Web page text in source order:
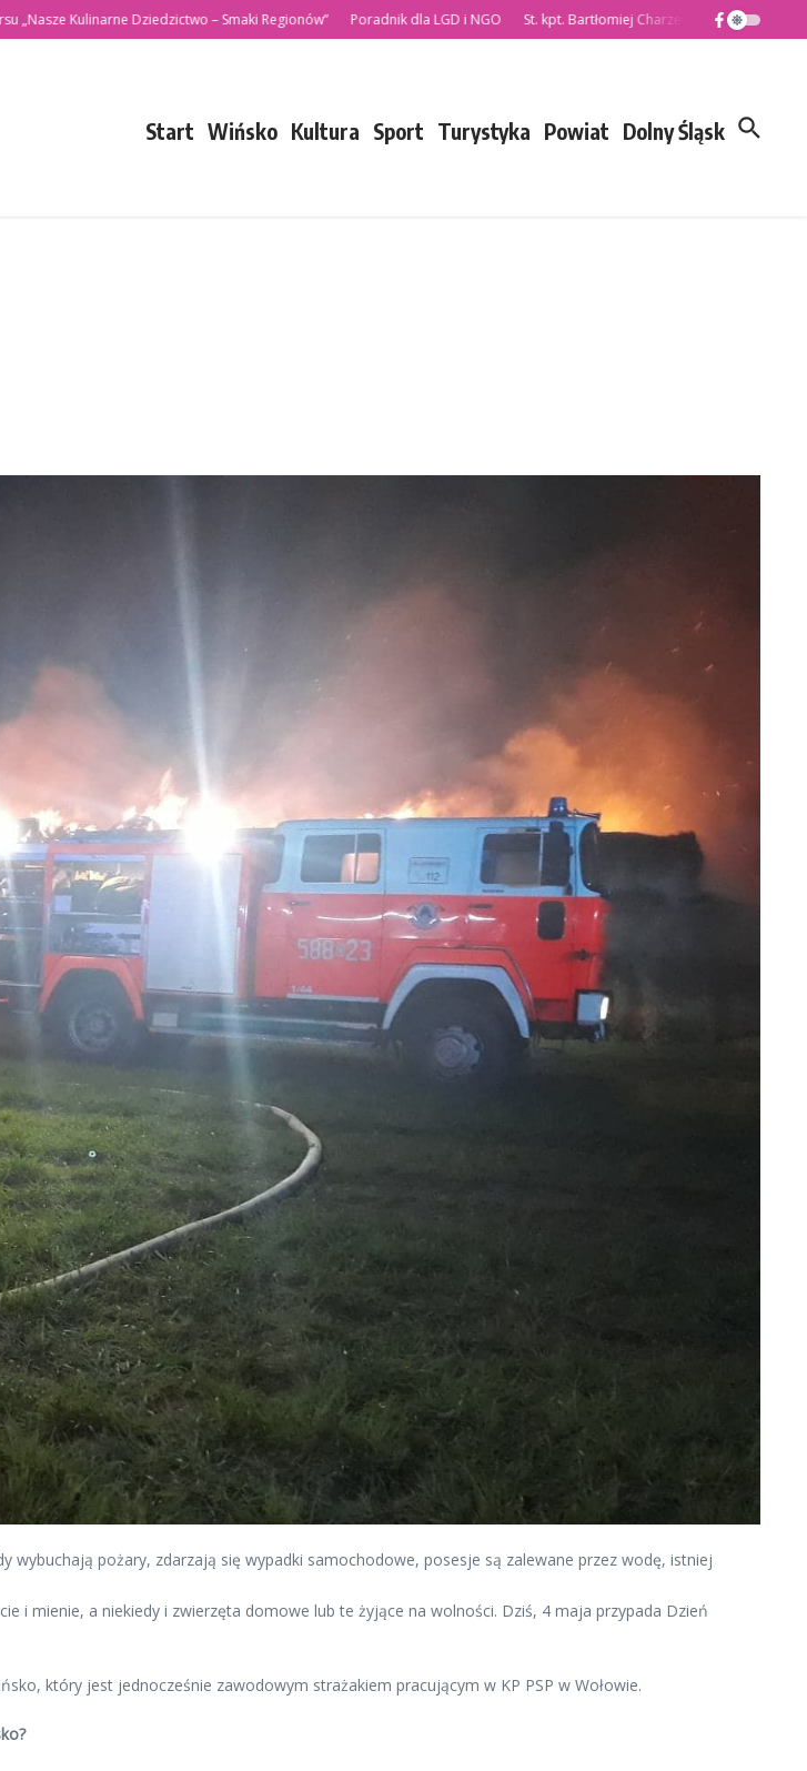
Kulinarne Dziedzictwo – Smaki Regionów” Poradnik dla LGD i NGO St. kpt. Bartłomiej Charzewski nowym Komendantem
Start Wińsko Kultura Sport Turystyka Powiat Dolny Śląsk
wybuchają pożary, zdarzają się wypadki samochodowe, posesje są zalewane przez wodę, istniej
i mienie, a niekiedy i zwierzęta domowe lub te żyjące na wolności. Dziś, 4 maja przypada Dzień
który jest jednocześnie zawodowym strażakiem pracującym w KP PSP w Wołowie.